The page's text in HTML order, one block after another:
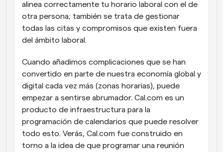
alinea correctamente tu horario laboral con el de
otra persona; también se trata de gestionar
todas las citas y compromisos que existen fuera
del ámbito laboral.
Cuando añadimos complicaciones que se han
convertido en parte de nuestra economía global y
digital cada vez más (zonas horarias), puede
empezar a sentirse abrumador. Cal.com es un
producto de infraestructura para la
programación de calendarios que puede resolver
todo esto. Verás, Cal.com fue construido en
torno a la idea de que programar una reunión